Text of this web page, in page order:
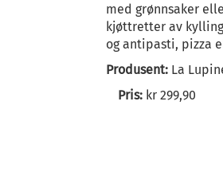
med grønnsaker
kjøttretter av
og antipasti, pizza
Produsent: La
Pris: kr 299,90